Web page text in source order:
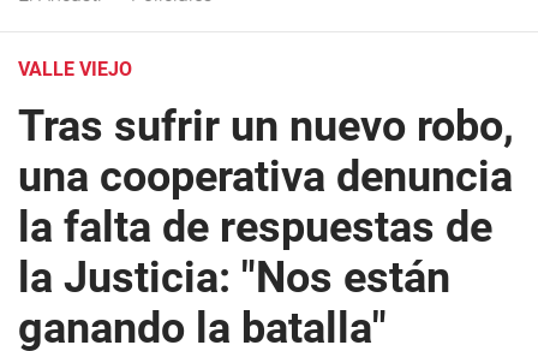
VALLE VIEJO
Tras sufrir un nuevo robo,
una cooperativa denuncia
la falta de respuestas de
la Justicia: "Nos están
ganando la batalla"